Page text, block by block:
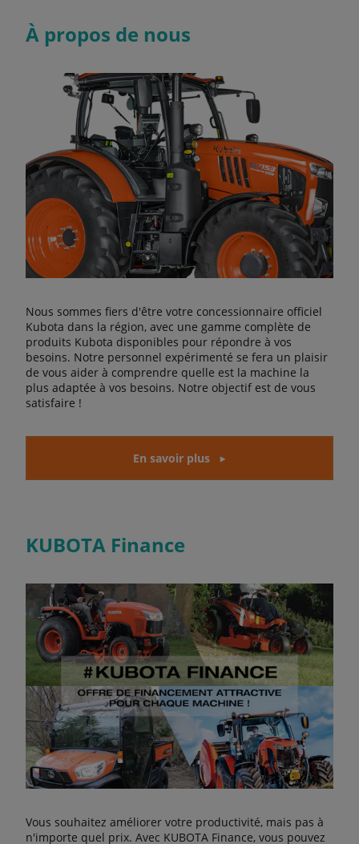
À propos de nous
Nous sommes fiers d'être votre concessionnaire officiel
Kubota dans la région, avec une gamme complète de
produits Kubota disponibles pour répondre à vos
besoins. Notre personnel expérimenté se fera un plaisir
de vous aider à comprendre quelle est la machine la
plus adaptée à vos besoins. Notre objectif est de vous
satisfaire !
En savoir plus
KUBOTA Finance
Vous souhaitez améliorer votre productivité, mais pas à
n'importe quel prix. Avec KUBOTA Finance, vous pouvez